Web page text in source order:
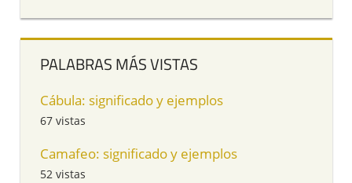
PALABRAS MÁS VISTAS
Cábula: significado y ejemplos
67 vistas
Camafeo: significado y ejemplos
52 vistas